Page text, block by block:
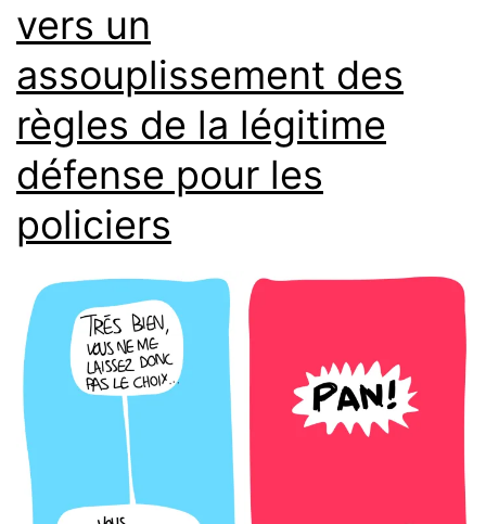
vers un
assouplissement des
règles de la légitime
défense pour les
policiers